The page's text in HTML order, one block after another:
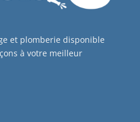
et plomberie disponible
à votre meilleur